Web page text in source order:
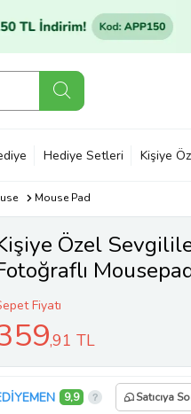
Hediye Setleri Kişiye
Mouse Pad
Özel
Fiyatı
,91 TL
9,9 Satıcıya